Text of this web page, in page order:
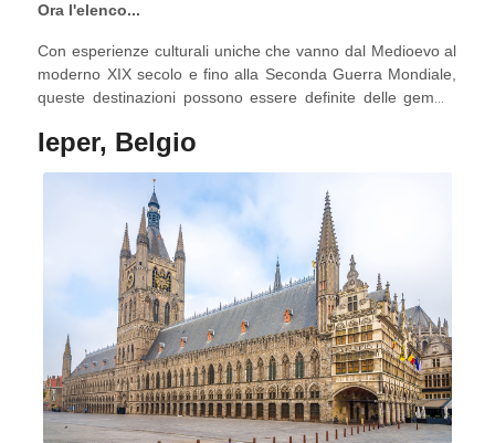
Ora l'elenco...
Con esperienze culturali uniche che vanno dal Medioevo al
moderno XIX secolo e fino alla Seconda Guerra Mondiale,
queste destinazioni possono essere definite delle gemme
Ieper, Belgio